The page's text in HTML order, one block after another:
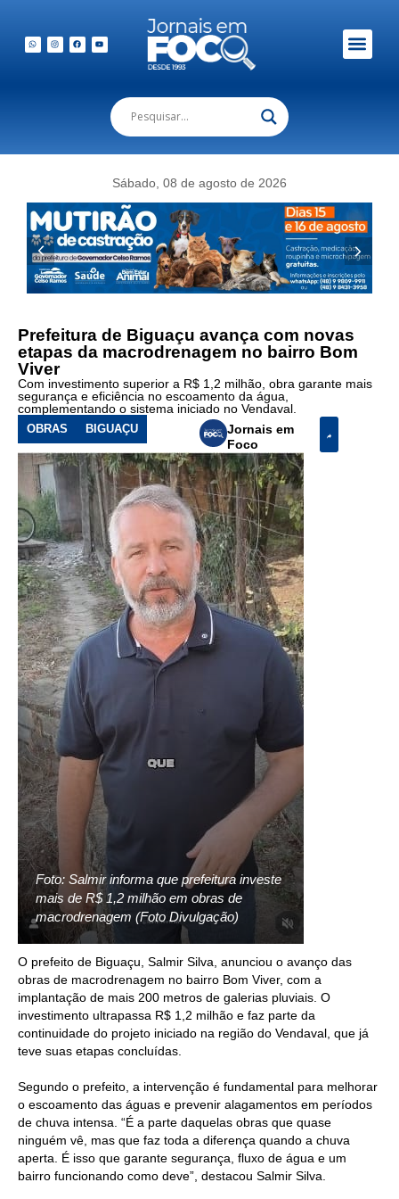
Sábado, 08 de agosto de 2026
Prefeitura de Biguaçu avança com novas
etapas da macrodrenagem no bairro Bom
Viver
Com investimento superior a R$ 1,2 milhão, obra garante mais
segurança e eficiência no escoamento da água,
complementando o sistema iniciado no Vendaval.
OBRAS BIGUAÇU
Jornais em
Foco
Foto: Salmir informa que prefeitura investe
mais de R$ 1,2 milhão em obras de
macrodrenagem (Foto Divulgação)
O prefeito de Biguaçu, Salmir Silva, anunciou o avanço das
obras de macrodrenagem no bairro Bom Viver, com a
implantação de mais 200 metros de galerias pluviais. O
investimento ultrapassa R$ 1,2 milhão e faz parte da
continuidade do projeto iniciado na região do Vendaval, que já
teve suas etapas concluídas.
Segundo o prefeito, a intervenção é fundamental para melhorar
o escoamento das águas e prevenir alagamentos em períodos
de chuva intensa. “É a parte daquelas obras que quase
ninguém vê, mas que faz toda a diferença quando a chuva
aperta. É isso que garante segurança, fluxo de água e um
bairro funcionando como deve”, destacou Salmir Silva.